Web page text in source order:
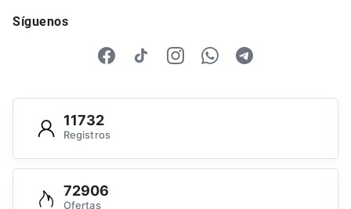
Síguenos
11732
Registros
72906
Ofertas